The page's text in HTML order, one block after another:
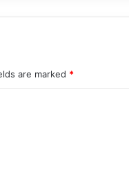
are marked *